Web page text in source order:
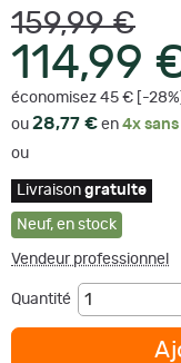
159,99 €
114,99
économisez 45 € [-28%]
ou 28,77 € en 4x
ou
Livraison gratuite
Neuf, en stock
Vendeur professionnel
Quantité